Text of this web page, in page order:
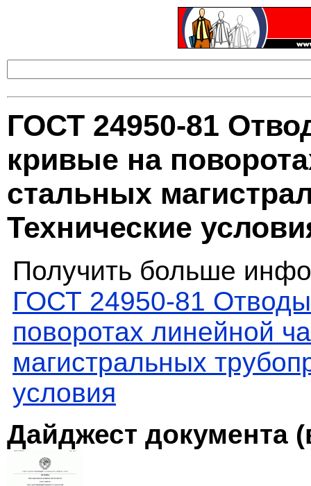
ГОСТ 24950-81
кривые на
стальных
Технические
Получить больше
ГОСТ 24950-81 Отводы
поворотах линейной
магистральных
условия
Дайджест документа